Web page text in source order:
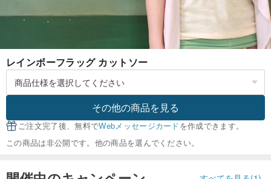
レインボーフラッグ カットソー
その他の商品を見る
ご注文完了後、無料でWebメッセージカードを作成できます。
この商品は非公開です。他の商品を選んでください。